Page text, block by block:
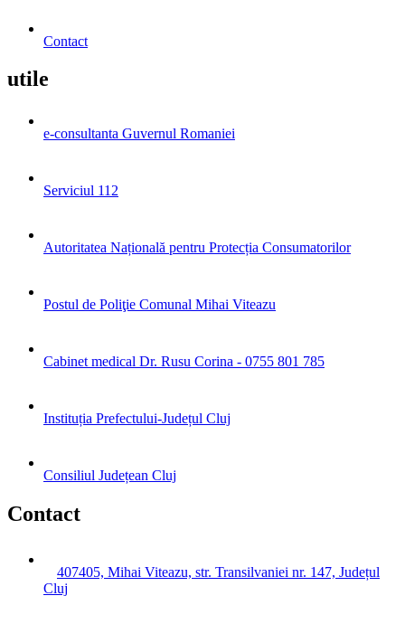
Contact
utile
e-consultanta Guvernul Romaniei
Serviciul 112
Autoritatea Națională pentru Protecția Consumatorilor
Postul de Poliţie Comunal Mihai Viteazu
Cabinet medical Dr. Rusu Corina - 0755 801 785
Instituția Prefectului-Județul Cluj
Consiliul Județean Cluj
Contact
407405, Mihai Viteazu, str. Transilvaniei nr. 147, Județul
Cluj